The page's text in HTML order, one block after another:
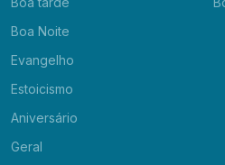
Boa Noite
Evangelho
Estoicismo
Aniversário
Geral